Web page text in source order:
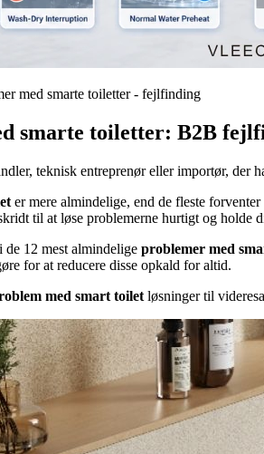
med smarte toiletter - fejlfinding
smarte toiletter: B2B
teknisk entreprenør eller importør, der
er mere almindelige, end de fleste
til at løse problemerne hurtigt og holde
de 12 mest almindelige problemer med
for at reducere disse opkald for altid.
med smart toilet løsninger til